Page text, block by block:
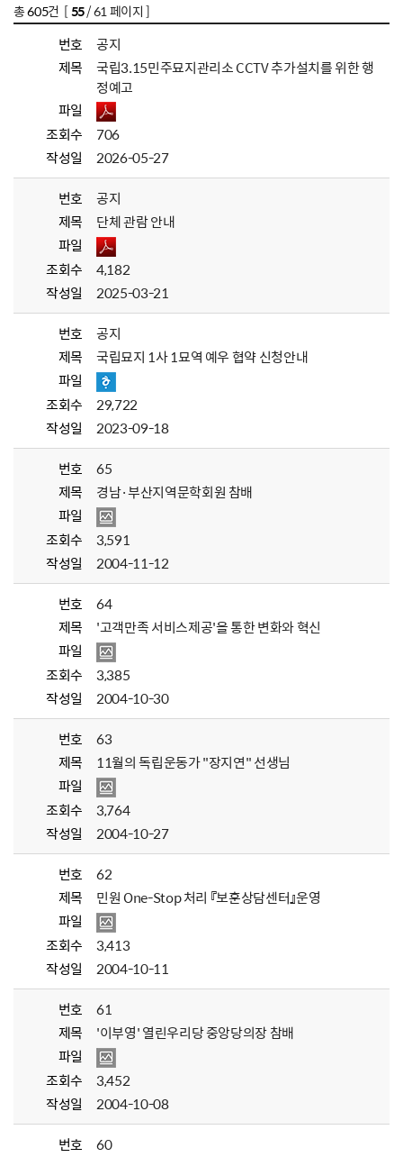
총605건 [55/ 61 페이지 ]
번호
공지
제목
국립3.15민주묘지관리소 CCTV 추가설치를 위한 행
정예고
파일
조회수
706
작성일
2026-05-27
번호
공지
제목
단체 관람 안내
파일
조회수
4,182
작성일
2025-03-21
번호
공지
제목
국립묘지 1사 1묘역 예우 협약 신청안내
파일
조회수
29,722
작성일
2023-09-18
번호
65
제목
경남·부산지역문학회원 참배
파일
조회수
3,591
작성일
2004-11-12
번호
64
제목
'고객만족 서비스제공'을 통한 변화와 혁신
파일
조회수
3,385
작성일
2004-10-30
번호
63
제목
11월의 독립운동가 "장지연" 선생님
파일
조회수
3,764
작성일
2004-10-27
번호
62
제목
민원 One-Stop 처리 『보훈상담센터』운영
파일
조회수
3,413
작성일
2004-10-11
번호
61
제목
'이부영' 열린우리당 중앙당의장 참배
파일
조회수
3,452
작성일
2004-10-08
번호
60